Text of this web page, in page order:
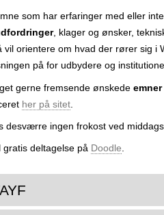
som har erfaringer med eller
, klager og ønsker,
orientere om hvad der rører sig i
på for udbydere og
gerne fremsende ønskede
her på sitet
desværre ingen frokost ved
gratis deltagelse på Doodle.